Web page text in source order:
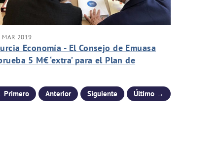
MAR 2019
Economía - El Consejo de Emuasa
5 M€ ‘extra’ para el Plan de
Anterior Siguiente Último →